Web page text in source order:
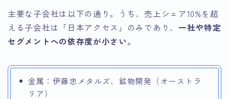
主要な子会社は以下の通り。うち、売上シェア10%を超
える子会社は「日本アクセス」のみであり、 一社や特定
セグメントへの依存度が小さい。
金属：伊藤忠メタルズ、鉱物開発（オーストラ
リア）